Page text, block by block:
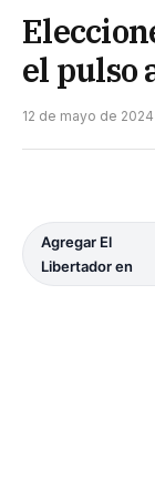
el pulso
12 de mayo de 2024
Agregar El
Libertador en